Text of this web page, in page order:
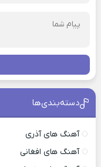
دسته‌بندی‌ها
آهنگ های آذری
آهنگ های افغانی